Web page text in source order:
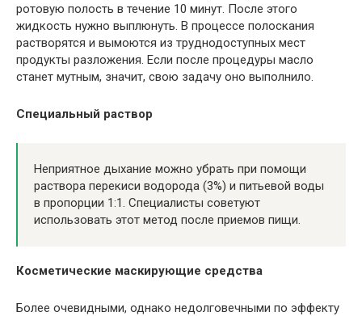
ротовую полость в течение 10 минут. После этого
жидкость нужно выплюнуть. В процессе полоскания
растворятся и вымоются из труднодоступных мест
продукты разложения. Если после процедуры масло
станет мутным, значит, свою задачу оно выполнило.
Специальный раствор
Неприятное дыхание можно убрать при помощи
раствора перекиси водорода (3%) и питьевой воды
в пропорции 1:1. Специалисты советуют
использовать этот метод после приемов пищи.
Косметические маскирующие средства
Более очевидными, однако недолговечными по эффекту